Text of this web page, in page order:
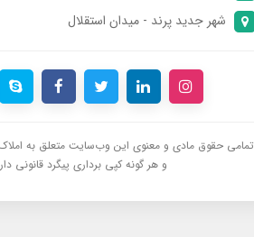
شهر جدید پرند - میدان استقلال
تمامی حقوق مادی و معنوی این وب‌سایت متعلق به
و هر گونه کپی برداری پیگرد قانونی